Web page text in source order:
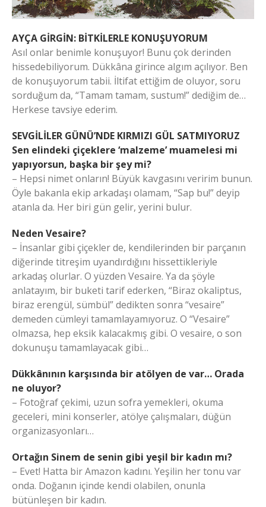
AYÇA GİRGİN: BİTKİLERLE KONUŞUYORUM
Asıl onlar benimle konuşuyor! Bunu çok derinden
hissedebiliyorum. Dükkâna girince algım açılıyor. Ben
de konuşuyorum tabii. İltifat ettiğim de oluyor, soru
sorduğum da, “Tamam tamam, sustum!” dediğim de…
Herkese tavsiye ederim.
SEVGİLİLER GÜNÜ’NDE KIRMIZI GÜL SATMIYORUZ
Sen elindeki çiçeklere ‘malzeme’ muamelesi mi
yapıyorsun, başka bir şey mi?
– Hepsi nimet onların! Büyük kavgasını veririm bunun.
Öyle bakanla ekip arkadaşı olamam, “Sap bu!” deyip
atanla da. Her biri gün gelir, yerini bulur.
Neden Vesaire?
– İnsanlar gibi çiçekler de, kendilerinden bir parçanın
diğerinde titreşim uyandırdığını hissettikleriyle
arkadaş olurlar. O yüzden Vesaire. Ya da şöyle
anlatayım, bir buketi tarif ederken, “Biraz okaliptus,
biraz erengül, sümbül” dedikten sonra “vesaire”
demeden cümleyi tamamlayamıyoruz. O “Vesaire”
olmazsa, hep eksik kalacakmış gibi. O vesaire, o son
dokunuşu tamamlayacak gibi…
Dükkânının karşısında bir atölyen de var… Orada
ne oluyor?
– Fotoğraf çekimi, uzun sofra yemekleri, okuma
geceleri, mini konserler, atölye çalışmaları, düğün
organizasyonları…
Ortağın Sinem de senin gibi yeşil bir kadın mı?
– Evet! Hatta bir Amazon kadını. Yeşilin her tonu var
onda. Doğanın içinde kendi olabilen, onunla
bütünleşen bir kadın.